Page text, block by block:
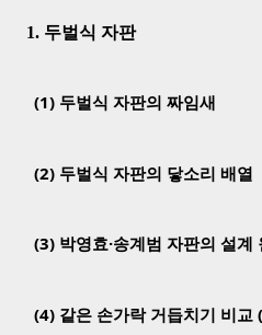
1. 두벌식 자판
(1) 두벌식 자판의 짜임새
(2) 두벌식 자판의 닿소리 배열
(3) 박영효·송계범 자판의 설계
(4) 같은 손가락 거듭치기 비교